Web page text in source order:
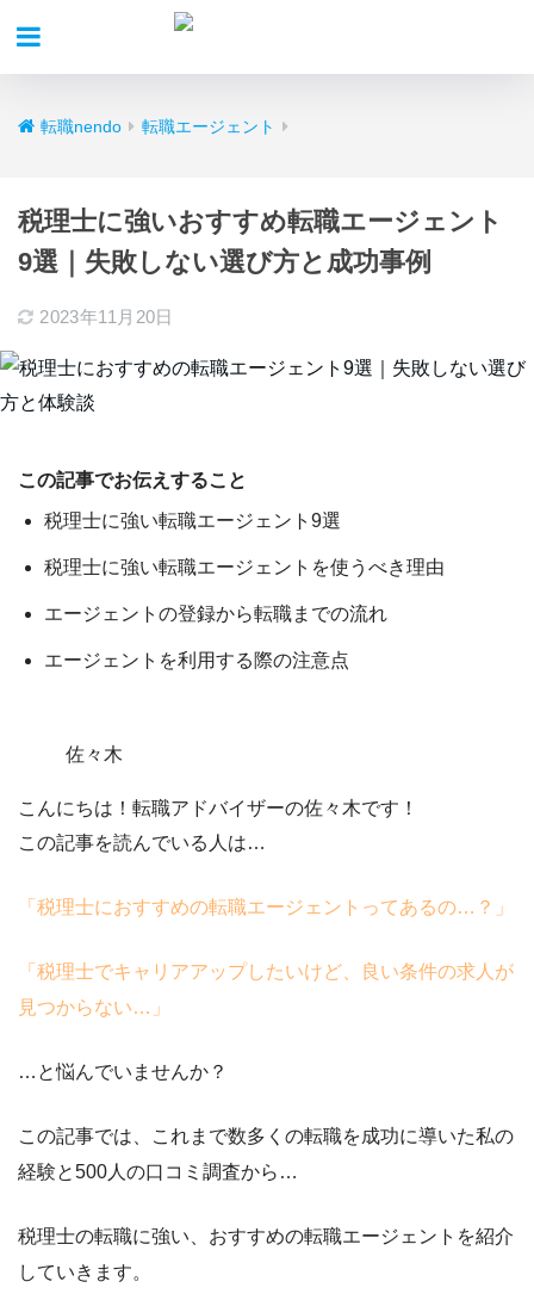
転職nendo 転職エージェント
税理士に強いおすすめ転職エージェント
9選｜失敗しない選び方と成功事例
2023年11月20日
この記事でお伝えすること
税理士に強い転職エージェント9選
税理士に強い転職エージェントを使うべき理由
エージェントの登録から転職までの流れ
エージェントを利用する際の注意点
佐々木
こんにちは！転職アドバイザーの佐々木です！
この記事を読んでいる人は…
「税理士におすすめの転職エージェントってあるの…？」
「税理士でキャリアアップしたいけど、良い条件の求人が
見つからない…」
…と悩んでいませんか？
この記事では、これまで数多くの転職を成功に導いた私の
経験と500人の口コミ調査から…
税理士の転職に強い、おすすめの転職エージェント を紹介
していきます。